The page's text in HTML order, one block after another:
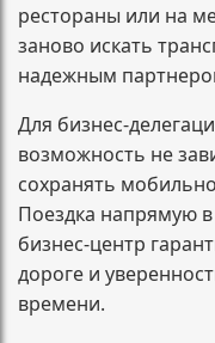
рестораны или на
заново искать
надежным
Для бизнес-
возможность не
сохранять
Поездка напрямую в
бизнес-центр
дороге и
времени.